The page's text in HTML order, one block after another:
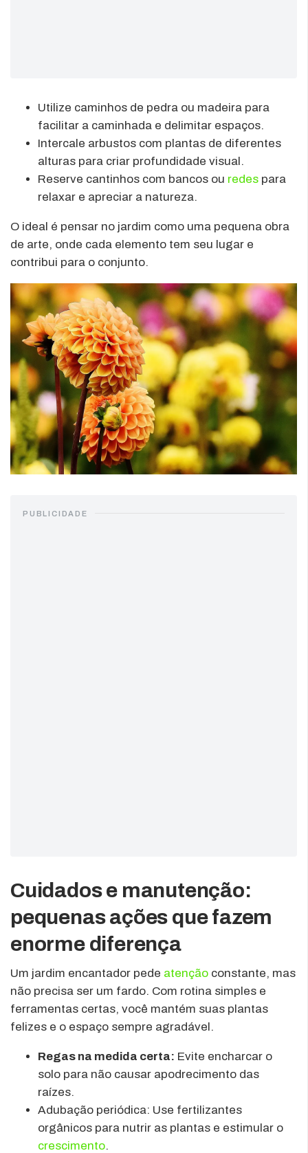
Utilize caminhos de pedra ou madeira para
facilitar a caminhada e delimitar espaços.
Intercale arbustos com plantas de diferentes
alturas para criar profundidade visual.
Reserve cantinhos com bancos ou redes para
relaxar e apreciar a natureza.
O ideal é pensar no jardim como uma pequena obra
de arte, onde cada elemento tem seu lugar e
contribui para o conjunto.
PUBLICIDADE
Cuidados e manutenção:
pequenas ações que fazem
enorme diferença
Um jardim encantador pede atenção constante, mas
não precisa ser um fardo. Com rotina simples e
ferramentas certas, você mantém suas plantas
felizes e o espaço sempre agradável.
Regas na medida certa: Evite encharcar o
solo para não causar apodrecimento das
raízes.
Adubação periódica: Use fertilizantes
orgânicos para nutrir as plantas e estimular o
crescimento.